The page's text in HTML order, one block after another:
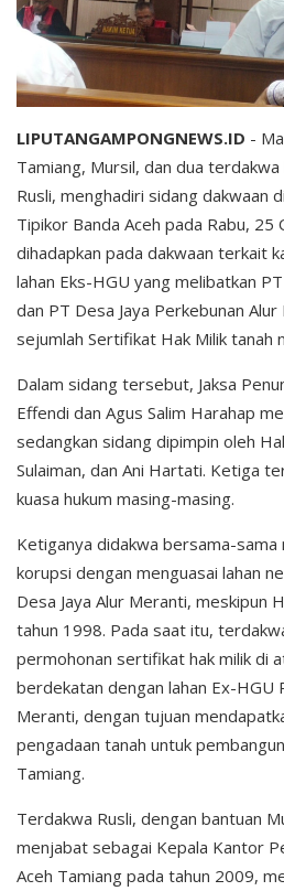
LIPUTANGAMPONGNEWS.ID -
Tamiang, Mursil, dan dua terdakwa
Rusli, menghadiri sidang dakwaan
Tipikor Banda Aceh pada Rabu,
dihadapkan pada dakwaan terkait
lahan Eks-HGU yang melibatkan
dan PT Desa Jaya Perkebunan
sejumlah Sertifikat Hak Milik tanah
Dalam sidang tersebut, Jaksa
Effendi dan Agus Salim Harahap
sedangkan sidang dipimpin oleh
Sulaiman, dan Ani Hartati. Ketiga
kuasa hukum masing-masing.
Ketiganya didakwa bersama-sama
korupsi dengan menguasai lahan
Desa Jaya Alur Meranti, meskipun
tahun 1998. Pada saat itu,
permohonan sertifikat hak milik di
berdekatan dengan lahan Ex-HGU
Meranti, dengan tujuan
pengadaan tanah untuk
Tamiang.
Terdakwa Rusli, dengan bantuan
menjabat sebagai Kepala Kantor
Aceh Tamiang pada tahun 2009,